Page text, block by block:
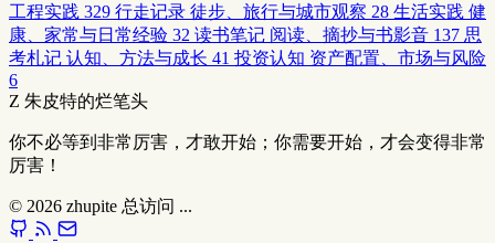
工程实践 329 行走记录 徒步、旅行与城市观察 28 生活实践 健
康、家常与日常经验 32 读书笔记 阅读、摘抄与书影音 137 思
考札记 认知、方法与成长 41 投资认知 资产配置、市场与风险
6
Z 朱皮特的烂笔头
你不必等到非常厉害，才敢开始；你需要开始，才会变得非常
厉害！
© 2026 zhupite 总访问 ...